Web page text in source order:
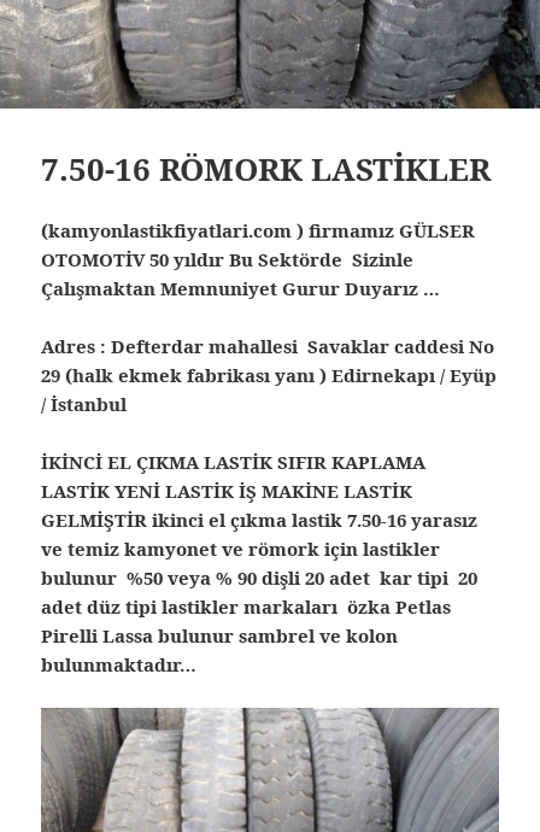
7.50-16 RÖMORK LASTİKLER
(kamyonlastikfiyatlari.com ) firmamız GÜLSER
OTOMOTİV 50 yıldır Bu Sektörde Sizinle
Çalışmaktan Memnuniyet Gurur Duyarız …
Adres : Defterdar mahallesi Savaklar caddesi No
29 (halk ekmek fabrikası yanı ) Edirnekapı / Eyüp
/ İstanbul
İKİNCİ EL ÇIKMA LASTİK SIFIR KAPLAMA
LASTİK YENİ LASTİK İŞ MAKİNE LASTİK
GELMİŞTİR ikinci el çıkma lastik 7.50-16 yarasız
ve temiz kamyonet ve römork için lastikler
bulunur %50 veya % 90 dişli 20 adet kar tipi 20
adet düz tipi lastikler markaları özka Petlas
Pirelli Lassa bulunur sambrel ve kolon
bulunmaktadır…